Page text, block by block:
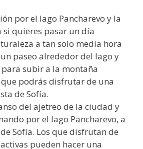
por el lago Pancharevo y la
si quieres pasar un día
a tan solo media hora
paseo alrededor del lago y
subir a la montaña
podrás disfrutar de una
de Sofía.
del ajetreo de la ciudad y
por el lago Pancharevo, a
Sofía. Los que disfrutan de
pueden hacer una